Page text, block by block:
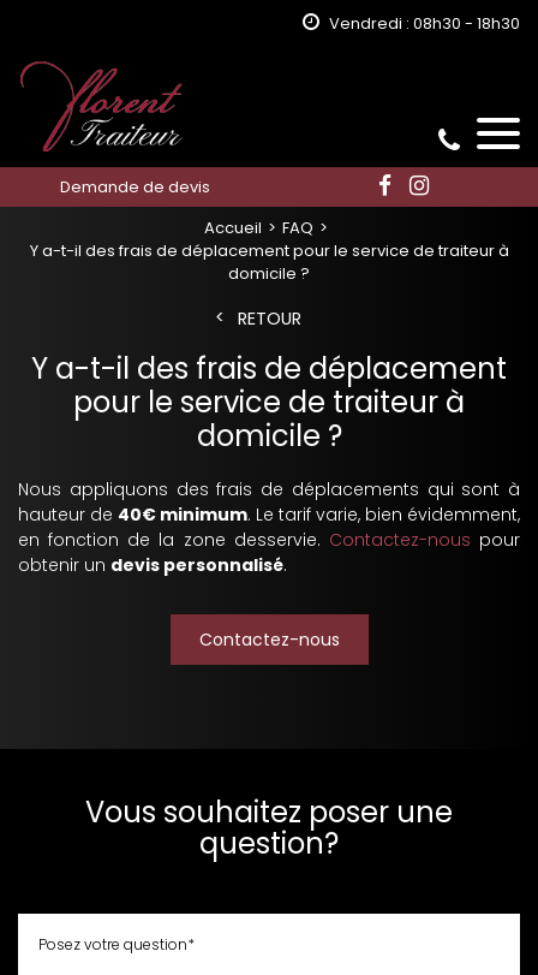
Vendredi : 08h30 - 18h30
Demande de devis
Accueil
FAQ
Y a-t-il des frais de déplacement pour le service de traiteur à
domicile ?
RETOUR
Y a-t-il des frais de déplacement
pour le service de traiteur à
domicile ?
Nous appliquons des frais de déplacements qui sont à
hauteur de 40€ minimum. Le tarif varie, bien évidemment,
en fonction de la zone desservie. Contactez-nous pour
obtenir un devis personnalisé.
Contactez-nous
Vous souhaitez poser une
question?